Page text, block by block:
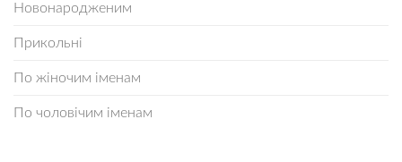
Новонародженим
Прикольні
По жіночим іменам
По чоловічим іменам